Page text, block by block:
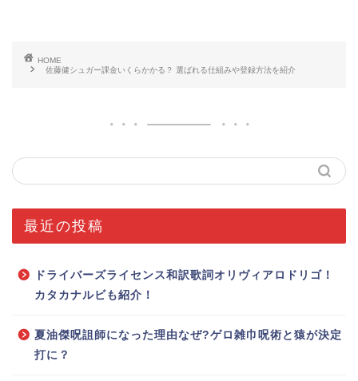
HOME
佐藤健シュガー課金いくらかかる？ 選ばれる仕組みや登録方法を紹介
最近の投稿
ドライバーズライセンス和訳歌詞オリヴィアロドリゴ！
カタカナルビも紹介！
夏油傑呪詛師になった理由なぜ?ゲロ雑巾呪術と猿が決定
打に？